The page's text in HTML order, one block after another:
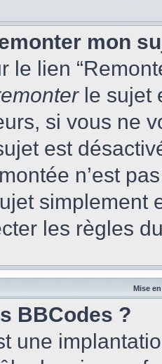
mon
le lien
le sujet
si vous ne
est
n’est
simplement
les règles
Mise
BBCodes ?
une